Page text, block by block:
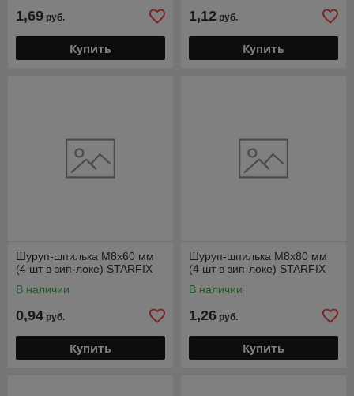
1,69 руб.
Купить
1,12 руб.
Купить
Шуруп-шпилька М8х60 мм
(4 шт в зип-локе) STARFIX
В наличии
0,94 руб.
Купить
Шуруп-шпилька М8х80 мм
(4 шт в зип-локе) STARFIX
В наличии
1,26 руб.
Купить